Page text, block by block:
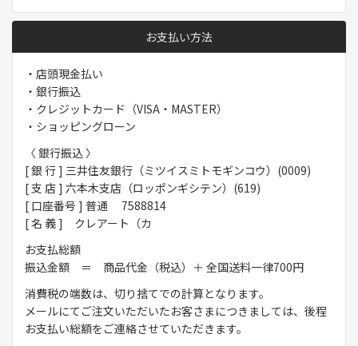
お支払い方法
・店頭現金払い
・銀行振込
・クレジットカード（VISA・MASTER）
・ショッピングローン
〈 銀行振込 〉
[ 銀 行 ] 三井住友銀行（ミツイスミトモギンコウ）(0009)
[ 支 店 ] 六本木支店（ロッポンギシテン）(619)
[ 口座番号 ] 普通 7588814
[ 名 義 ] クレアート（カ
お支払総額
振込金額 ＝ 商品代金（税込）＋ 全国送料一律700円
消費税の端数は、切り捨てでの計算となります。
メールにてご注文いただいたお客さまにつきましては、後程
お支払い総額をご連絡させていただきます。